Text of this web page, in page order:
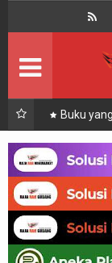
Buku
Beranda
Kontak About Us
Rak Gudang
Rak
Produk Lain
Artikel Retail &